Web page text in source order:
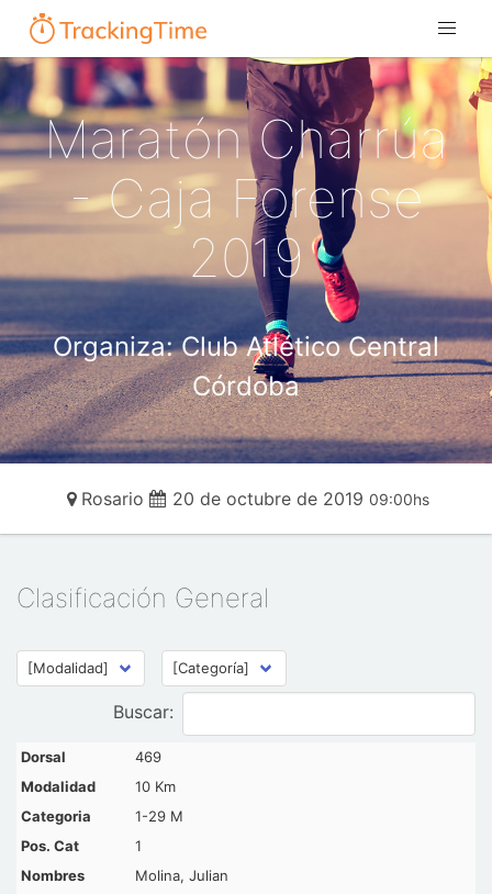
Maratón Charrúa
- Caja Forense
2019
Organiza: Club Atlético Central
Córdoba
Rosario 20 de octubre de 2019 09:00hs
Clasificación General
Buscar:
469
10 Km
1-29 M
1
Molina, Julian